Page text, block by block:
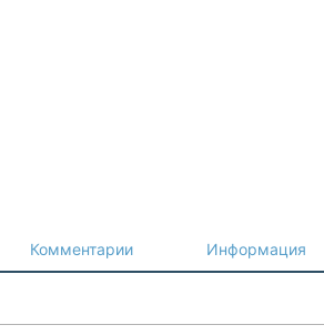
Комментарии Информация